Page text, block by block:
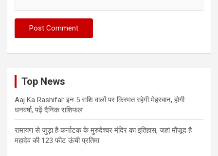
Top News
Aaj Ka Rashifal: इन 5 राशि वालों पर किस्मत रहेगी मेहरबान, होगी
धनवर्षा, पढ़ें दैनिक राशिफल
रामायण से जुड़ा है कर्नाटक के मुरुदेश्वर मंदिर का इतिहास, जहां मौजूद है
महादेव की 123 फीट ऊंची प्रतिमा